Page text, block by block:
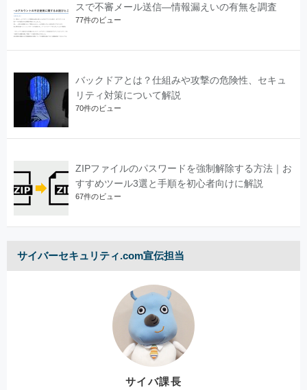
スで不審メール送信―情報漏えいの有無を調査
77件のビュー
バックドアとは？仕組みや攻撃の危険性、セキュ
リティ対策について解説
70件のビュー
ZIPファイルのパスワードを強制解除する方法｜お
すすめツール3選と手順を初心者向けに解説
67件のビュー
サイバーセキュリティ.com宣伝担当
サイバ課長